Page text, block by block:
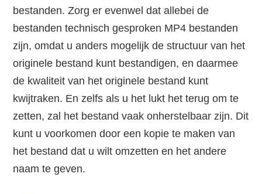
bestanden. Zorg er evenwel dat allebei de
bestanden technisch gesproken MP4 bestanden
zijn, omdat u anders mogelijk de structuur van het
originele bestand kunt bestandigen, en daarmee
de kwaliteit van het originele bestand kunt
kwijtraken. En zelfs als u het lukt het terug om te
zetten, zal het bestand vaak onherstelbaar zijn. Dit
kunt u voorkomen door een kopie te maken van
het bestand dat u wilt omzetten en het andere
naam te geven.